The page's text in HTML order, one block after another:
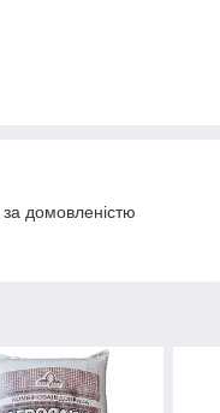
домовленістю